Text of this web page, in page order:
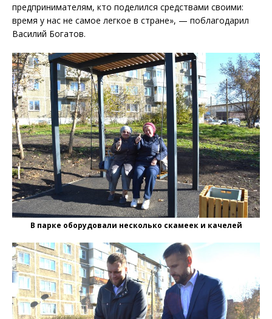
предпринимателям, кто поделился средствами своими:
время у нас не самое легкое в стране», — поблагодарил
Василий Богатов.
В парке оборудовали несколько скамеек и качелей